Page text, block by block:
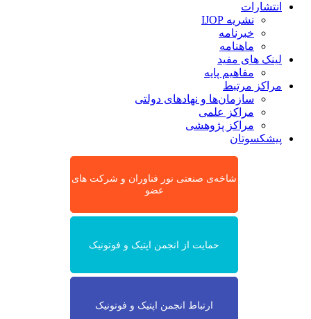
انتشارات
نشریه IJOP
خبرنامه
ماهنامه
لینک های مفید
مفاهیم پایه
مراکز مرتبط
سازمان‌ها و نهادهای دولتی
مراکز علمی
مراکز پژوهشی
پیشکسوتان
شاخه‌ی صنعتی نور فناوران و شرکت های
عضو
حمایت از انجمن اپتیک و فوتونیک
ارتباط انجمن اپتیک و فوتونیک